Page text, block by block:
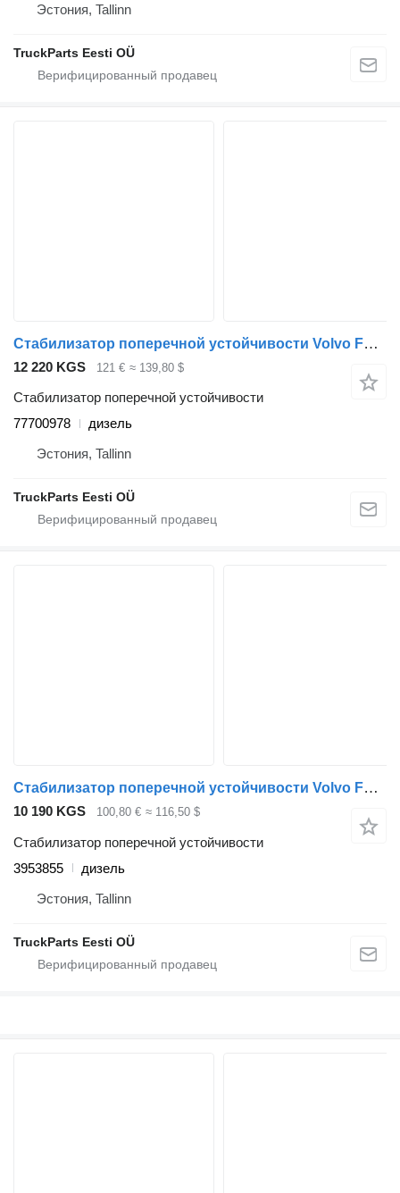
Эстония, Tallinn
TruckParts Eesti OÜ
Стабилизатор поперечной устойчивости Volvo FL615 (01.85-12.00) 77700978 для тягача Volvo FL, FL6, FL7, FL10, FL12, FS718 (1985-2005)
12 220 KGS 121 € ≈ 139,80 $
Стабилизатор поперечной устойчивости
77700978
дизель
Эстония, Tallinn
TruckParts Eesti OÜ
Стабилизатор поперечной устойчивости Volvo FL (01.00-) 3953855 для тягача Volvo FL, FL6, FL7, FL10, FL12, FS718 (1985-2005)
10 190 KGS 100,80 € ≈ 116,50 $
Стабилизатор поперечной устойчивости
3953855
дизель
Эстония, Tallinn
TruckParts Eesti OÜ